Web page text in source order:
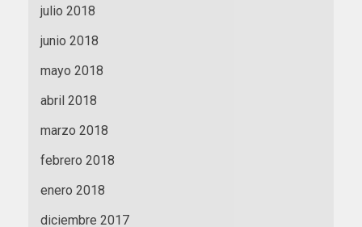
julio 2018
junio 2018
mayo 2018
abril 2018
marzo 2018
febrero 2018
enero 2018
diciembre 2017